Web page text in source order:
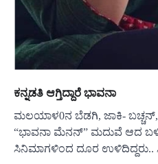
ಕನ್ನಡತಿ ಆಗ್ತಿದ್ದಾರೆ ಭಾವನಾ
ಮಲಯಾಳ0ನ ಬೆಡಗಿ, ಜಾಕಿ-
“ಭಾವನಾ ಮೆನನ್” ಮದುವೆ ಆದ
ಸಿನಿಮಾಗಳಿಂದ ದೂರ